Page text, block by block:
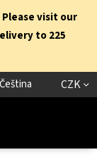
Please visit our
to 225
Čeština CZK